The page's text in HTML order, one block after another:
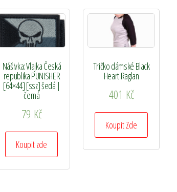
Nášivka: Vlajka Česká
republika PUNISHER
[64×44] [ssz] šedá |
černá
79 Kč
Koupit zde
Tričko dámské Black
Heart Raglan
401 Kč
Koupit Zde